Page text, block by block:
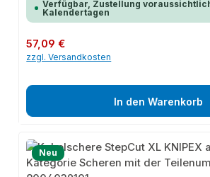
Verfügbar, Zustellung
Kalendertagen
Regulärer Preis:
57,09 €
zzgl. Versandkosten
In den Warenkorb
Neu